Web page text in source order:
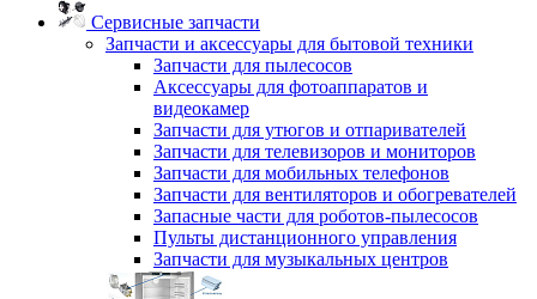
Сервисные запчасти
Запчасти и аксессуары для бытовой техники
Запчасти для пылесосов
Аксессуары для фотоаппаратов и
видеокамер
Запчасти для утюгов и отпаривателей
Запчасти для телевизоров и мониторов
Запчасти для мобильных телефонов
Запчасти для вентиляторов и обогревателей
Запасные части для роботов-пылесосов
Пульты дистанционного управления
Запчасти для музыкальных центров